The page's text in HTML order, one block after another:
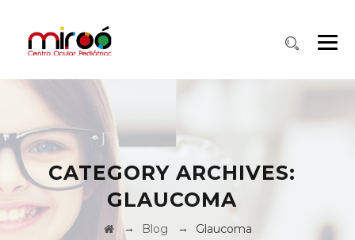
CATEGORY ARCHIVES:
GLAUCOMA
→ Blog → Glaucoma